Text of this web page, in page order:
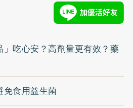
吃心安？高劑量更有效？藥
食用益生菌